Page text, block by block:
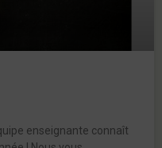
enseignante connaît